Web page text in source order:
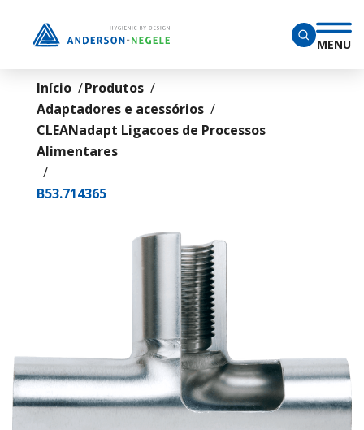
MENU
Início
Produtos
Adaptadores e acessórios
CLEANadapt Ligacoes de Processos
Alimentares
B53.714365